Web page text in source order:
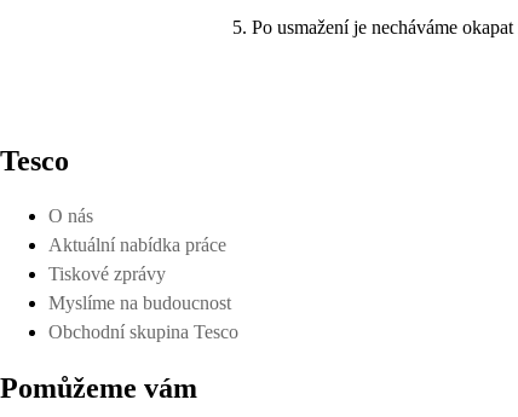
Po usmažení je necháváme
Tesco
O nás
Aktuální nabídka práce
Tiskové zprávy
Myslíme na budoucnost
Obchodní skupina Tesco
Pomůžeme vám